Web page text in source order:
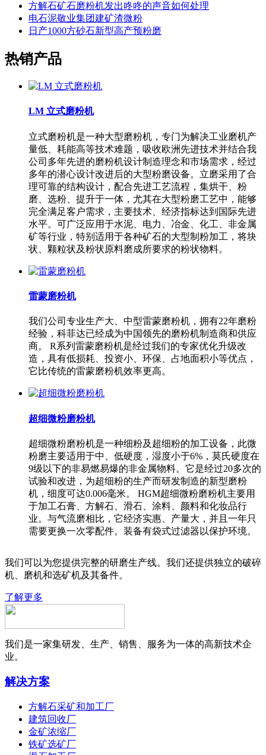
方解石矿石磨粉机发出咚咚的声音如何处理
电石泥敬业集团建矿渣微粉
日产1000方砂石新型高产预粉磨
热销产品
LM 立式磨粉机
立式磨粉机是一种大型磨粉机，专门为解决工业磨机产
量低、耗能高等技术难题，吸收欧洲先进技术并结合我
公司多年先进的磨粉机设计制造理念和市场需求，经过
多年的潜心设计改进后的大型粉磨设备。立磨采用了合
理可靠的结构设计，配合先进工艺流程，集烘干、粉
磨、选粉、提升于一体，尤其在大型粉磨工艺中，能够
完全满足客户需求，主要技术、经济指标达到国际先进
水平。可广泛应用于水泥、电力、冶金、化工、非金属
矿等行业，特别适用于各种矿石的大型制粉加工，将块
状、颗粒状及粉状原料磨成所要求的粉状物料。
雷蒙磨粉机
我们公司专业生产大、中型雷蒙磨粉机，拥有22年磨粉
经验，科菲达已经成为中国领先的磨粉机制造商和供应
商。 R系列雷蒙磨粉机是经过我们的专家优化升级改
造，具有低损耗、投资小、环保、占地面积小等优点，
它比传统的雷蒙磨粉机效率更高。
超细微粉磨粉机
超细微粉磨粉机是一种细粉及超细粉的加工设备，此微
粉磨主要适用于中、低硬度，湿度小于6%，莫氏硬度在
9级以下的非易燃易爆的非金属物料。它是经过20多次的
试验和改进，为超细粉的生产而研发制造的新型磨粉
机，细度可达0.006毫米。 HGM超细微粉磨粉机主要用
于加工石膏、方解石、滑石、涂料、颜料和化妆品行
业。与气流磨相比，它经济实惠、产量大，并且一年只
需要更换一次零配件。装备有袋式过滤器以保护环境。
我们可以为您提供完整的研磨生产线。我们还提供独立的破碎
机、磨机和选矿机及其备件。
了解更多
我们是一家集研发、生产、销售、服务为一体的高新技术企
业。
解决方案
方解石采矿和加工厂
建筑回收厂
金矿浓缩厂
铁矿选矿厂